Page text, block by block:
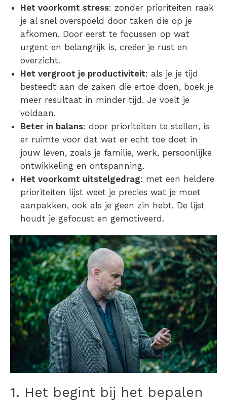
Het voorkomt stress: zonder prioriteiten raak
je al snel overspoeld door taken die op je
afkomen. Door eerst te focussen op wat
urgent en belangrijk is, creëer je rust en
overzicht.
Het vergroot je productiviteit: als je je tijd
besteedt aan de zaken die ertoe doen, boek je
meer resultaat in minder tijd. Je voelt je
voldaan.
Beter in balans: door prioriteiten te stellen, is
er ruimte voor dat wat er echt toe doet in
jouw leven, zoals je familie, werk, persoonlijke
ontwikkeling en ontspanning.
Het voorkomt uitstelgedrag: met een heldere
prioriteiten lijst weet je precies wat je moet
aanpakken, ook als je geen zin hebt. De lijst
houdt je gefocust en gemotiveerd.
1. Het begint bij het bepalen